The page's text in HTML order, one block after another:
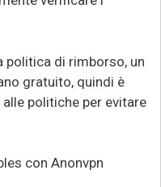
politica di rimborso, un
gratuito, quindi è
politiche per evitare